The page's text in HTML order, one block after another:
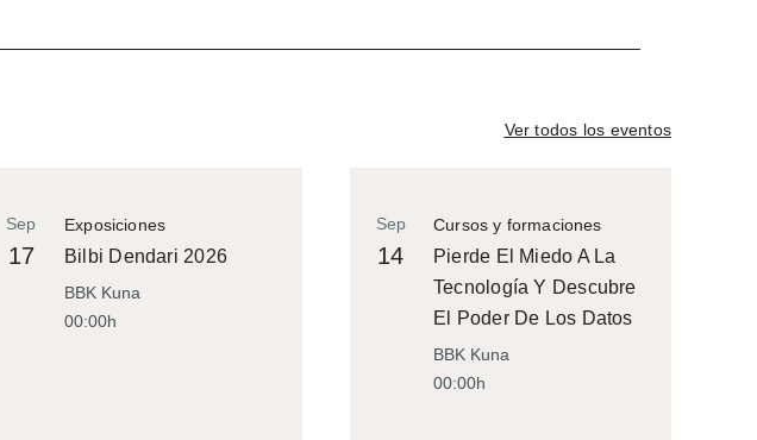
Ver todos los eventos
Exposiciones
Sep
17 Bilbi Dendari 2026
BBK Kuna
00:00h
Cursos y formaciones
Sep
14
Pierde El Miedo A La
Tecnología Y Descubre
El Poder De Los Datos
BBK Kuna
00:00h